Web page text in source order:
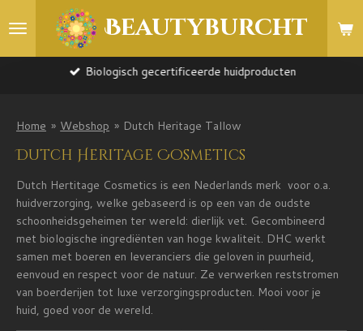
direct
Beautyburcht
Biologisch gecertificeerde huidproducten
Home » Webshop » Dutch Heritage Tallow
Dutch Heritage Cosmetics
Dutch Hertitage Cosmetics is een Nederlands merk voor o.a.
huidverzorging, welke gebaseerd is op een van de oudste
schoonheidsgeheimen ter wereld: dierlijk vet. Gecombineerd
met biologische ingrediënten van hoge kwaliteit. DHC werkt
samen met boeren en leveranciers die geloven in puurheid,
eenvoud en respect voor de natuur. Ze verwerken reststromen
van boerderijen tot luxe verzorgingsproducten. Mooi voor je
huid, goed voor de wereld.